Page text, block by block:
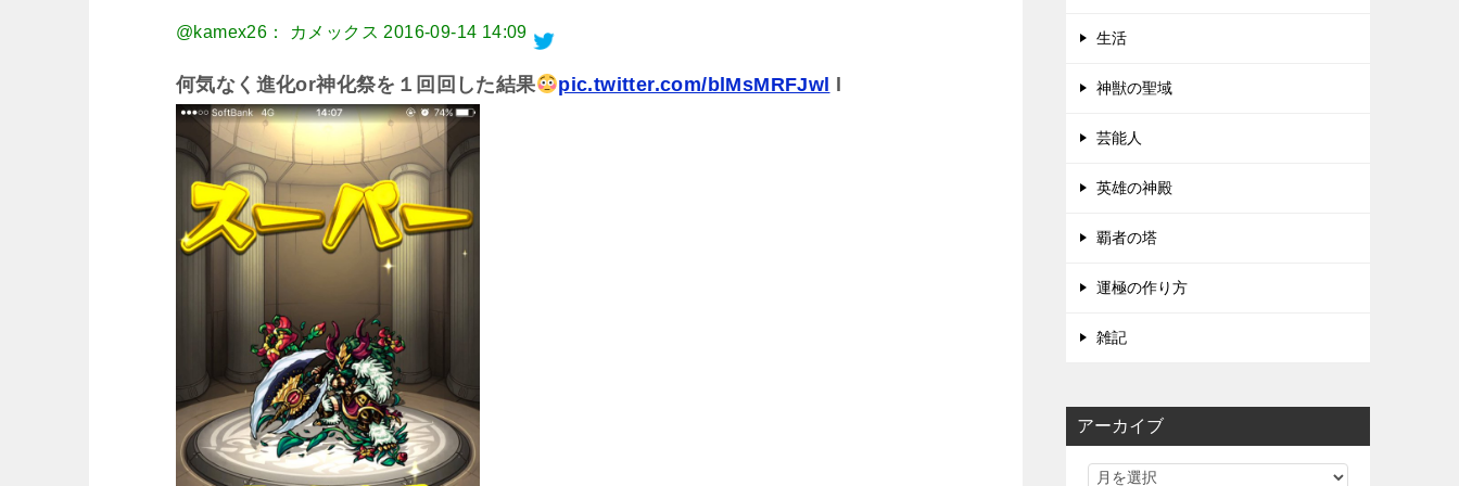
@kamex26： カメックス 2016-09-14 14:09
何気なく進化or神化祭を１回回した結果 pic.twitter.com/blMsMRFJwl l
生活
神獣の聖域
芸能人
英雄の神殿
覇者の塔
運極の作り方
雑記
アーカイブ